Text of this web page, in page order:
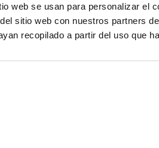
web se usan para personalizar el
sitio web con nuestros partners
recopilado a partir del uso que